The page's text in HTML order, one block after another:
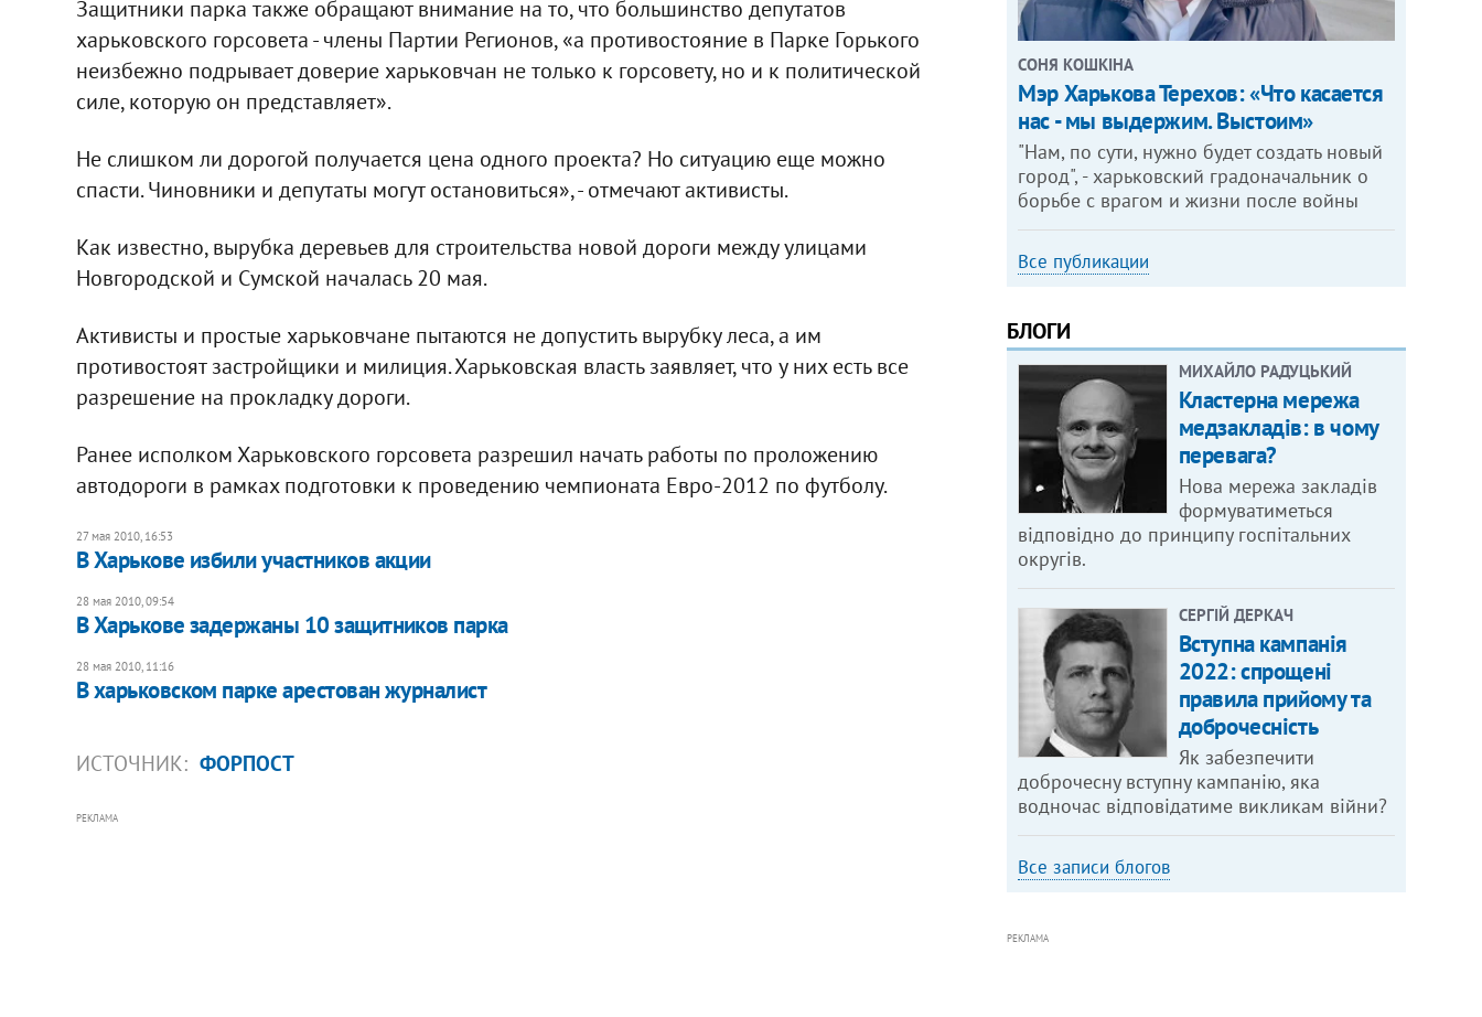
Защитники парка также обращают внимание на то, что большинство депутатов
харьковского горсовета - члены Партии Регионов, «а противостояние в Парке Горького
неизбежно подрывает доверие харьковчан не только к горсовету, но и к политической
силе, которую он представляет».
Не слишком ли дорогой получается цена одного проекта? Но ситуацию еще можно
спасти. Чиновники и депутаты могут остановиться», - отмечают активисты.
Как известно, вырубка деревьев для строительства новой дороги между улицами
Новгородской и Сумской началась 20 мая.
Активисты и простые харьковчане пытаются не допустить вырубку леса, а им
противостоят застройщики и милиция. Харьковская власть заявляет, что у них есть все
разрешение на прокладку дороги.
Ранее исполком Харьковского горсовета разрешил начать работы по проложению
автодороги в рамках подготовки к проведению чемпионата Евро-2012 по футболу.
27 мая 2010, 16:53
В Харькове избили участников акции
28 мая 2010, 09:54
В Харькове задержаны 10 защитников парка
28 мая 2010, 11:16
В харьковском парке арестован журналист
ИСТОЧНИК: ФОРПОСТ
РЕКЛАМА
СОНЯ КОШКІНА
Мэр Харькова Терехов: «Что касается
нас - мы выдержим. Выстоим»
"Нам, по сути, нужно будет создать новый
город", - харьковский градоначальник о
борьбе с врагом и жизни после войны
Все публикации
БЛОГИ
МИХАЙЛО РАДУЦЬКИЙ
Кластерна мережа
медзакладів: в чому
перевага?
Нова мережа закладів
формуватиметься
відповідно до принципу госпітальних
округів.
СЕРГІЙ ДЕРКАЧ
Вступна кампанія
2022: спрощені
правила прийому та
доброчесність
Як забезпечити
доброчесну вступну кампанію, яка
водночас відповідатиме викликам війни?
Все записи блогов
РЕКЛАМА